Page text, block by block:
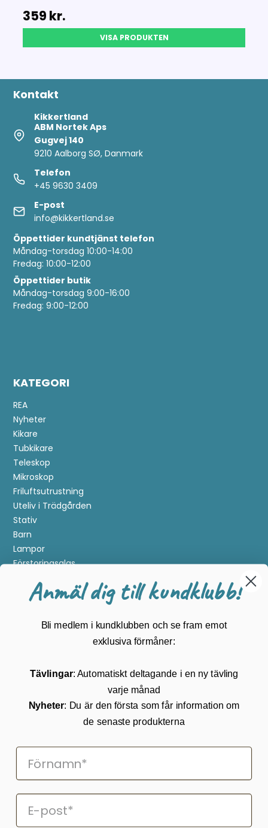
359 kr.
VISA PRODUKTEN
Kontakt
Kikkertland
ABM Nortek Aps
Gugvej 140
9210 Aalborg SØ, Danmark
Telefon
+45 9630 3409
E-post
info@kikkertland.se
Öppettider kundtjänst telefon
Måndag-torsdag 10:00-14:00
Fredag: 10:00-12:00
Öppettider butik
Måndag-torsdag 9:00-16:00
Fredag: 9:00-12:00
KATEGORI
REA
Nyheter
Kikare
Tubkikare
Teleskop
Mikroskop
Friluftsutrustning
Uteliv i Trädgården
Stativ
Barn
Lampor
Förstoringsglas
Guider
Köpvillkor
Cookies
Prenumerera på vårt nyhetsbrev
Följ oss på Facebook
Anmäl dig till kundklubb!
Bli medlem i kundklubben och se fram emot
exklusiva förmåner:
Tävlingar: Automatiskt deltagande i en ny tävling
varje månad
Nyheter: Du är den första som får information om
de senaste produkterna